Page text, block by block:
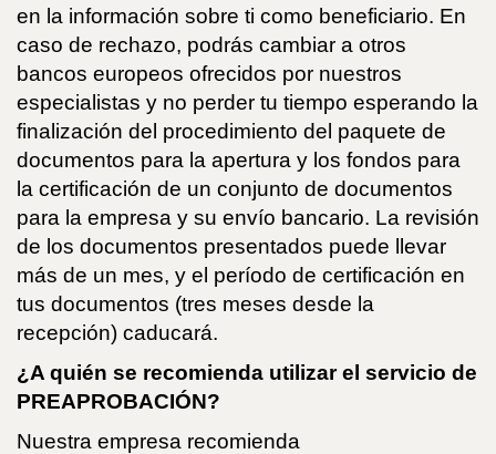
en la información sobre ti como beneficiario. En
caso de rechazo, podrás cambiar a otros
bancos europeos ofrecidos por nuestros
especialistas y no perder tu tiempo esperando la
finalización del procedimiento del paquete de
documentos para la apertura y los fondos para
la certificación de un conjunto de documentos
para la empresa y su envío bancario. La revisión
de los documentos presentados puede llevar
más de un mes, y el período de certificación en
tus documentos (tres meses desde la
recepción) caducará.
¿A quién se recomienda utilizar el servicio de
PREAPROBACIÓN?
Nuestra empresa recomienda